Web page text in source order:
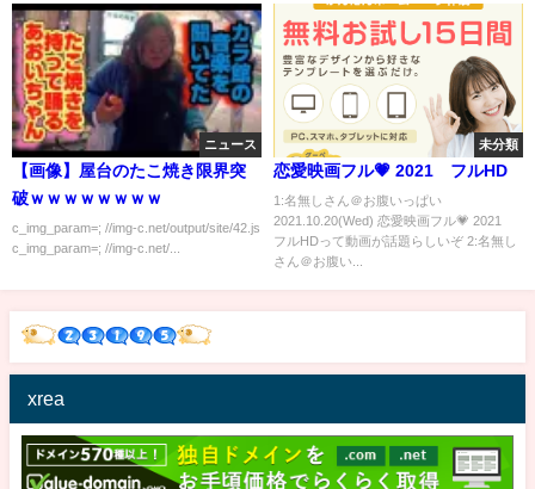
ニュース
【画像】屋台のたこ焼き限界突
破ｗｗｗｗｗｗｗｗ
c_img_param=; //img-c.net/output/site/42.js
c_img_param=; //img-c.net/...
未分類
恋愛映画フル💗 2021 フルHD
1:名無しさん＠お腹いっぱい
2021.10.20(Wed) 恋愛映画フル💗 2021
フルHDって動画が話題らしいぞ 2:名無し
さん＠お腹い...
xrea